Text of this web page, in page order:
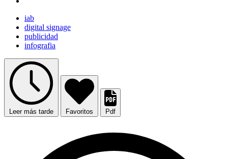
iab
digital signage
publicidad
infografia
Leer más tarde Favoritos Pdf